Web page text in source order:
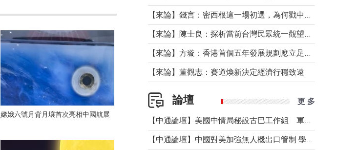
嫦娥六號月背月壤首次亮相中國航展
【來論】董觀志：賽道煥新決定經濟行穩致遠
論壇 更 多